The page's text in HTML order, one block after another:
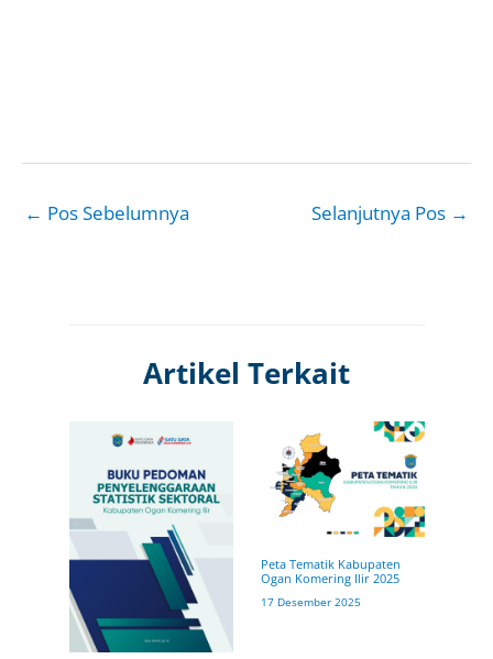
← Pos Sebelumnya Selanjutnya Pos →
Artikel Terkait
Peta Tematik Kabupaten
Ogan Komering Ilir 2025
17 Desember 2025